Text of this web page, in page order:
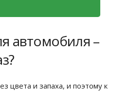
автомобиля –
цвета и запаха, и поэтому к